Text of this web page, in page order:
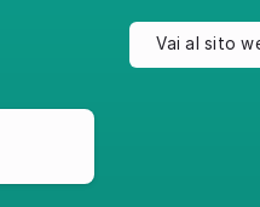
Vai al sito